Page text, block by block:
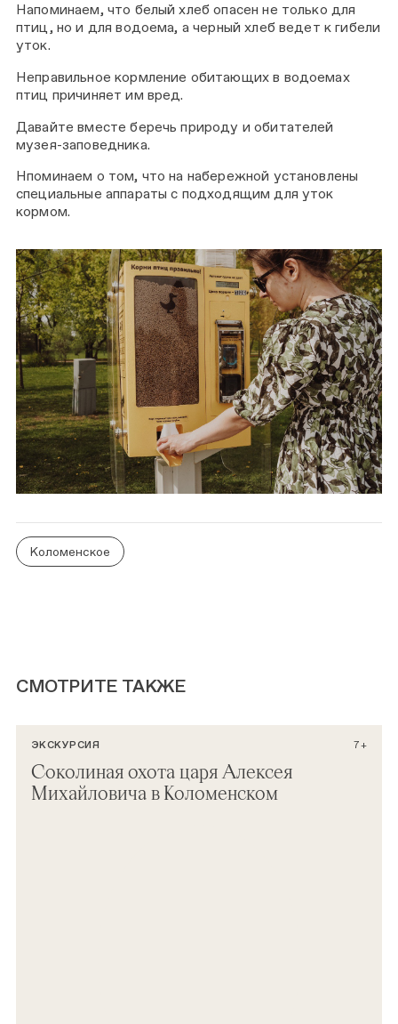
Напоминаем, что белый хлеб опасен не только для
птиц, но и для водоема, а черный хлеб ведет к гибели
уток.
Неправильное кормление обитающих в водоемах
птиц причиняет им вред.
Давайте вместе беречь природу и обитателей
музея-заповедника.
Нпоминаем о том, что на набережной установлены
специальные аппараты с подходящим для уток
кормом.
Коломенское
СМОТРИТЕ ТАКЖЕ
ЭКСКУРСИЯ 7+
Соколиная охота царя Алексея
Михайловича в Коломенском